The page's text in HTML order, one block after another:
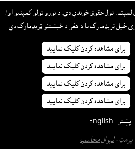
© ١٩٩٢-٢٠٢٦ لېوال لمېټډ. ټول حقوق خوندې دي. د نورو ټولو کمپنيو او/
خپل ټرېډمارک يا د هغو د څېښتنو ټرېډمارک دي.
براى مشاهده کردن کليک نماييد
براى مشاهده کردن کليک نماييد
براى مشاهده کردن کليک نماييد
براى مشاهده کردن کليک نماييد
پښتو English
پرمټ -لېوال محاسب